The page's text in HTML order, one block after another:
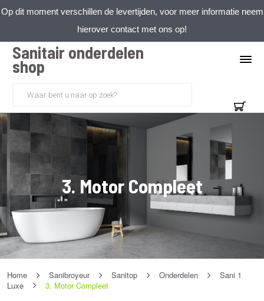
Op dit moment verschillen de levertijden, voor meer informatie neem
hierover contact met ons op!
Sanitair onderdelen
shop
3. Motor Compleet
Home Sanibroyeur Sanitop Onderdelen
Sani 1
Luxe
3. Motor Compleet